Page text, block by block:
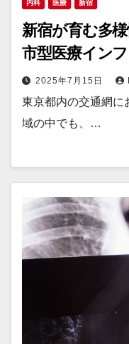
内科 医療 新宿
新宿が育む多
市型医療イン
2025年7月15日
東京都内の交通網に
域の中でも、…